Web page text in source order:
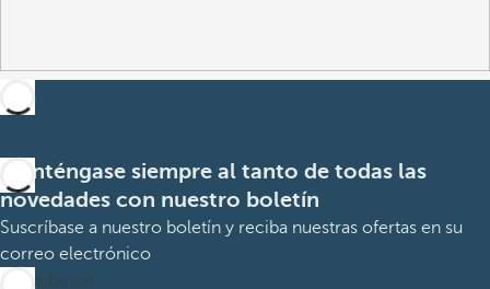
Manténgase siempre al tanto de todas las
novedades con nuestro boletín
Suscríbase a nuestro boletín y reciba nuestras ofertas en su
correo electrónico
Suscribirme